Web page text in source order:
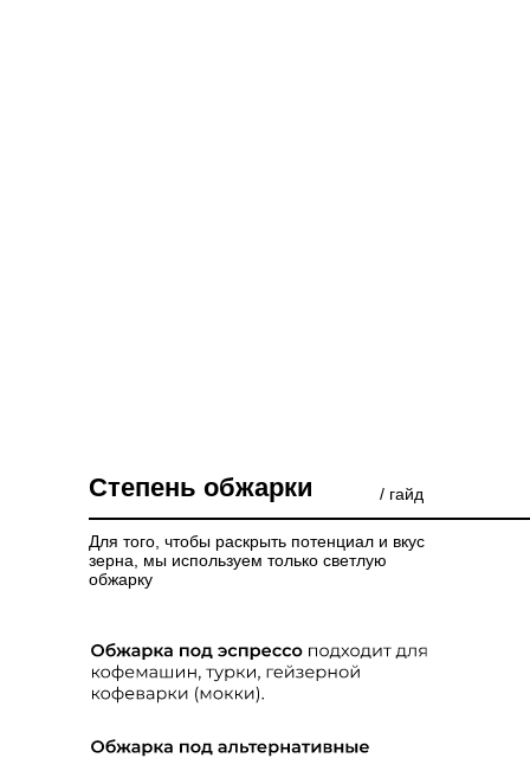
Степень обжарки
Для того, чтобы раскрыть потенциал и вкус
зерна, мы используем только светлую
обжарку
/ гайд